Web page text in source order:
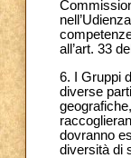
all’art. 33
6. I Gruppi
diverse
dovranno
diversità di